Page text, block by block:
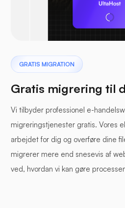
GRATIS MIGRATION
Gratis migrering til
Vi tilbyder professionel e-
migreringstjenester gratis. Vores
arbejdet for dig og overføre dine
migrerer mere end snesevis af
ved, hvordan vi kan gøre